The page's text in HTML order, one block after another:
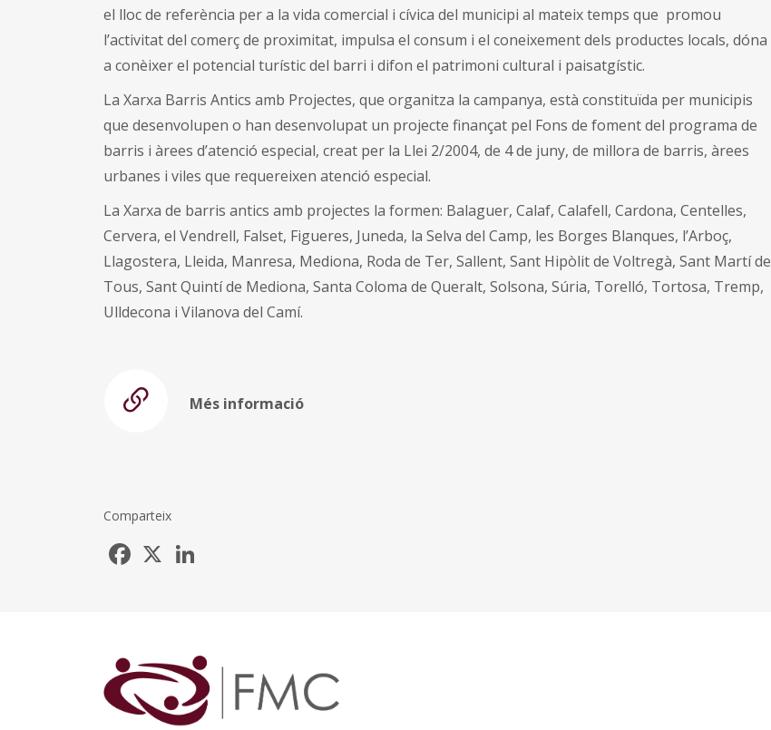
el lloc de referència per a la vida comercial i cívica del municipi al mateix temps que promou
l’activitat del comerç de proximitat, impulsa el consum i el coneixement dels productes locals, dóna
a conèixer el potencial turístic del barri i difon el patrimoni cultural i paisatgístic.
La Xarxa Barris Antics amb Projectes, que organitza la campanya, està constituïda per municipis
que desenvolupen o han desenvolupat un projecte finançat pel Fons de foment del programa de
barris i àrees d’atenció especial, creat per la Llei 2/2004, de 4 de juny, de millora de barris, àrees
urbanes i viles que requereixen atenció especial.
La Xarxa de barris antics amb projectes la formen: Balaguer, Calaf, Calafell, Cardona, Centelles,
Cervera, el Vendrell, Falset, Figueres, Juneda, la Selva del Camp, les Borges Blanques, l’Arboç,
Llagostera, Lleida, Manresa, Mediona, Roda de Ter, Sallent, Sant Hipòlit de Voltregà, Sant Martí de
Tous, Sant Quintí de Mediona, Santa Coloma de Queralt, Solsona, Súria, Torelló, Tortosa, Tremp,
Ulldecona i Vilanova del Camí.
Més informació
Comparteix
Facebook